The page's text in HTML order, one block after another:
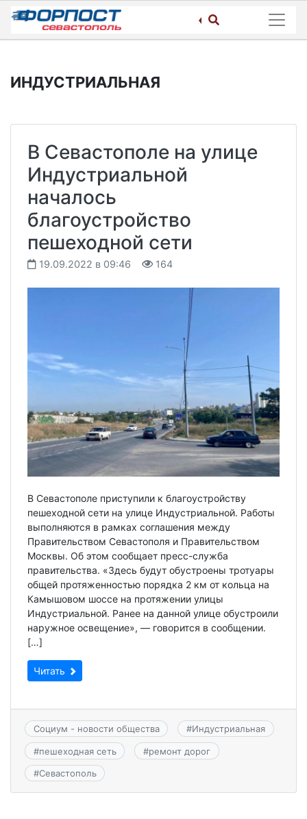
Skip
content
ИНДУСТРИАЛЬНАЯ
В Севастополе на улице
Индустриальной
началось
благоустройство
пешеходной сети
19.09.2022 в 09:46 164
В Севастополе приступили к благоустройству
пешеходной сети на улице Индустриальной. Работы
выполняются в рамках соглашения между
Правительством Севастополя и Правительством
Москвы. Об этом сообщает пресс-служба
правительства. «Здесь будут обустроены тротуары
общей протяженностью порядка 2 км от кольца на
Камышовом шоссе на протяжении улицы
Индустриальной. Ранее на данной улице обустроили
наружное освещение», — говорится в сообщении.
[…]
Читать
Социум - новости общества #Индустриальная
#пешеходная сеть #ремонт дорог
#Севастополь